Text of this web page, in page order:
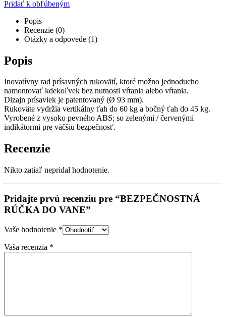
Pridať k obľúbeným
Popis
Recenzie (0)
Otázky a odpovede (1)
Popis
Inovatívny rad prísavných rukovätí, ktoré možno jednoducho
namontovať kdekoľvek bez nutnosti vŕtania alebo vŕtania.
Dizajn prísaviek je patentovaný (Ø 93 mm).
Rukoväte vydržia vertikálny ťah do 60 kg a bočný ťah do 45 kg.
Vyrobené z vysoko pevného ABS; so zelenými / červenými
indikátormi pre väčšiu bezpečnosť.
Recenzie
Nikto zatiaľ nepridal hodnotenie.
Pridajte prvú recenziu pre “BEZPEČNOSTNÁ
RÚČKA DO VANE”
Vaše hodnotenie *
Vaša recenzia *